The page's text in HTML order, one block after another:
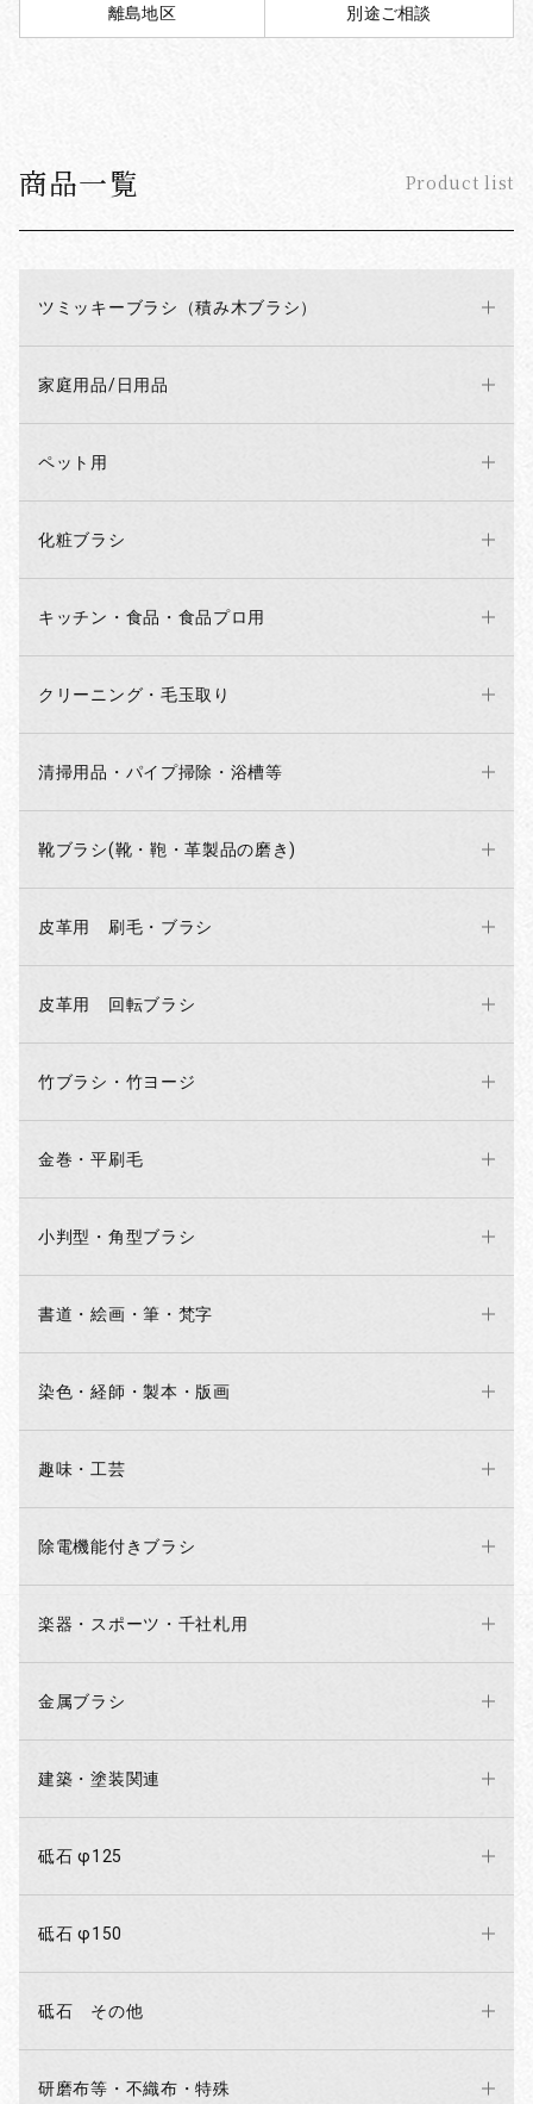
商品一覧 Product list
ツミッキーブラシ（積み木ブラシ）
家庭用品/日用品
ペット用
化粧ブラシ
キッチン・食品・食品プロ用
クリーニング・毛玉取り
清掃用品・パイプ掃除・浴槽等
靴ブラシ(靴・鞄・革製品の磨き)
皮革用 刷毛・ブラシ
皮革用 回転ブラシ
竹ブラシ・竹ヨージ
金巻・平刷毛
小判型・角型ブラシ
書道・絵画・筆・梵字
染色・経師・製本・版画
趣味・工芸
除電機能付きブラシ
楽器・スポーツ・千社札用
金属ブラシ
建築・塗装関連
砥石 φ125
砥石 φ150
砥石 その他
研磨布等・不織布・特殊
お買い物を続ける カートへ進む
離島地区 別途ご相談